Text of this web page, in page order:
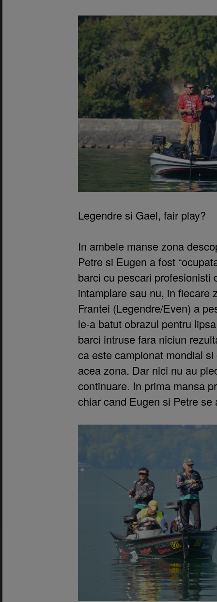
Legendre si Gael, fair play?
In ambele manse zona
Petre si Eugen a fost
barci cu pescari profesionisti
intamplare sau nu, in fiecare
Frantei (Legendre/Even) a
le-a batut obrazul pentru
barci intruse fara niciun
ca este campionat mondial
acea zona. Dar nici nu au
continuare. In prima mansa
chiar cand Eugen si Petre